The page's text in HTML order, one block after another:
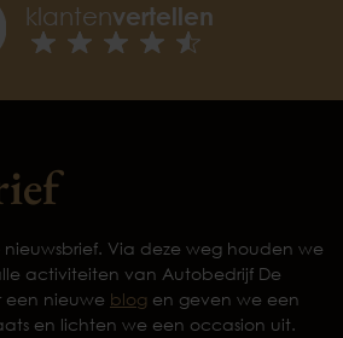
klantenvertellen
Via deze weg houden we
activiteiten van Autobedrijf De
een nieuwe blog en geven we een
en lichten we een occasion uit.